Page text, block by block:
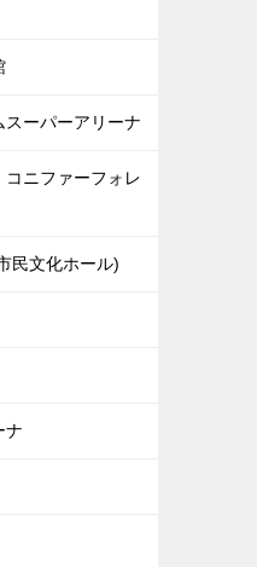
ーパーアリーナ
ニファーフォレ
民文化ホール)
ナ